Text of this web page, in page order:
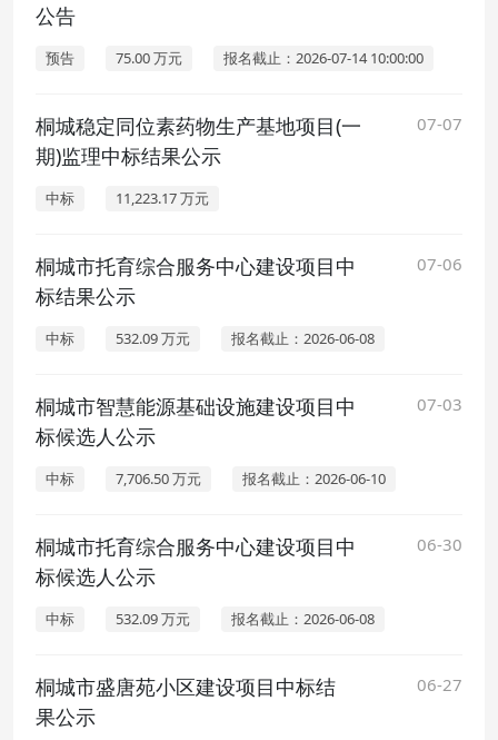
公告
预告 75.00 万元 报名截止：2026-07-14 10:00:00
桐城稳定同位素药物生产基地项目(一
期)监理中标结果公示
07-07
中标 11,223.17 万元
桐城市托育综合服务中心建设项目中
标结果公示
07-06
中标 532.09 万元 报名截止：2026-06-08
桐城市智慧能源基础设施建设项目中
标候选人公示
07-03
中标 7,706.50 万元 报名截止：2026-06-10
桐城市托育综合服务中心建设项目中
标候选人公示
06-30
中标 532.09 万元 报名截止：2026-06-08
桐城市盛唐苑小区建设项目中标结
果公示
06-27